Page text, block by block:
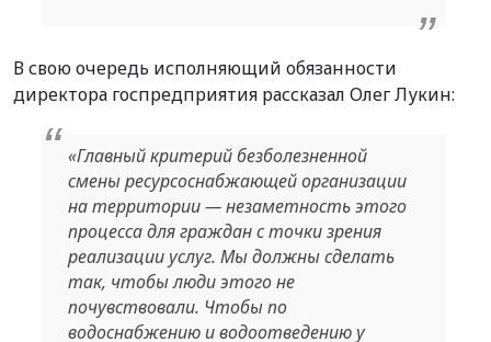
В свою очередь исполняющий обязанности
директора госпредприятия рассказал Олег Лукин:
«Главный критерий безболезненной
смены ресурсоснабжающей организации
на территории — незаметность этого
процесса для граждан с точки зрения
реализации услуг. Мы должны сделать
так, чтобы люди этого не
почувствовали. Чтобы по
водоснабжению и водоотведению у